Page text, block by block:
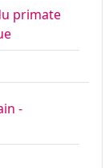
primate
-